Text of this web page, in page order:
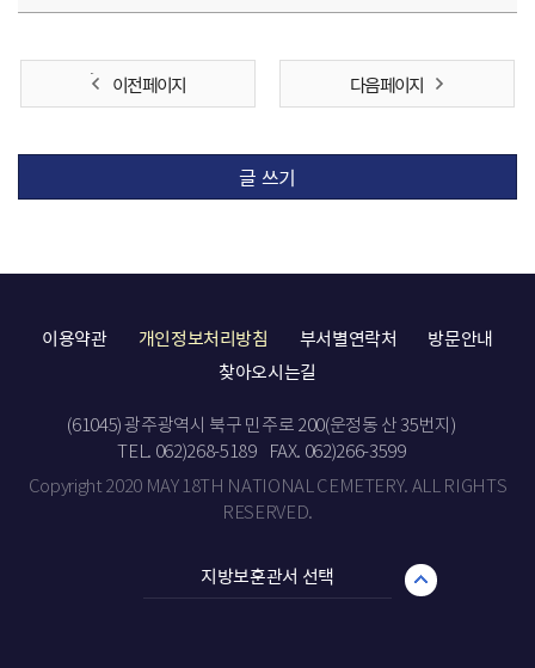
이전 페이지 다음 페이지
글 쓰기
이용약관 개인정보처리방침 부서별연락처
방문안내
찾아오시는길
(61045) 광주광역시 북구 민주로 200(운정동 산 35번지)
TEL. 062)268-5189
FAX. 062)266-3599
Copyright 2020 MAY 18TH NATIONAL CEMETERY. ALL RIGHTS
RESERVED.
지방보훈관서 선택